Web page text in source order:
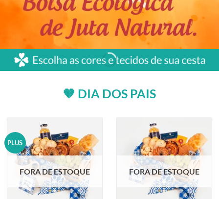
🤎 DIA DOS PAIS
PLUS
FORA DE ESTOQUE FORA DE ESTOQUE